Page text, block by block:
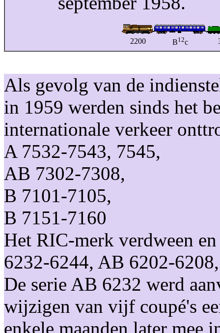
2200 B12c
Als gevolg van de
in 1959 werden sinds het
internationale verkeer
A 7532-7543, 7545,
AB 7302-7308,
B 7101-7105,
B 7151-7160
Het RIC-merk verdween
6232-6244, AB 6202-
De serie AB 6232 werd
wijzigen van vijf coupé's
enkele maanden later mee